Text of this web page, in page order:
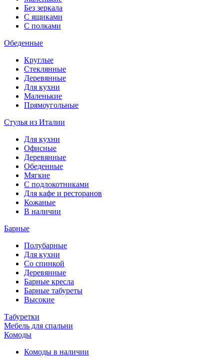
Без зеркала
С ящиками
С полками
Обеденные
Круглые
Стеклянные
Деревянные
Для кухни
Маленькие
Прямоугольные
Стулья из Италии
Для кухни
Офисные
Деревянные
Обеденные
Мягкие
С подлокотниками
Для кафе и ресторанов
Кожаные
В наличии
Барные
Полубарные
Для кухни
Со спинкой
Деревянные
Барные кресла
Барные табуреты
Высокие
Табуретки
Мебель для спальни
Комоды
Комоды в наличии